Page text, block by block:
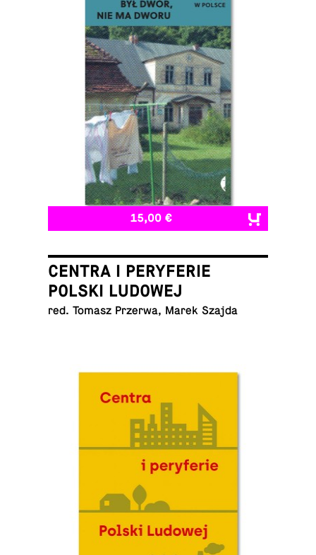
15,00 €
CENTRA I PERYFERIE
POLSKI LUDOWEJ
red. Tomasz Przerwa, Marek Szajda